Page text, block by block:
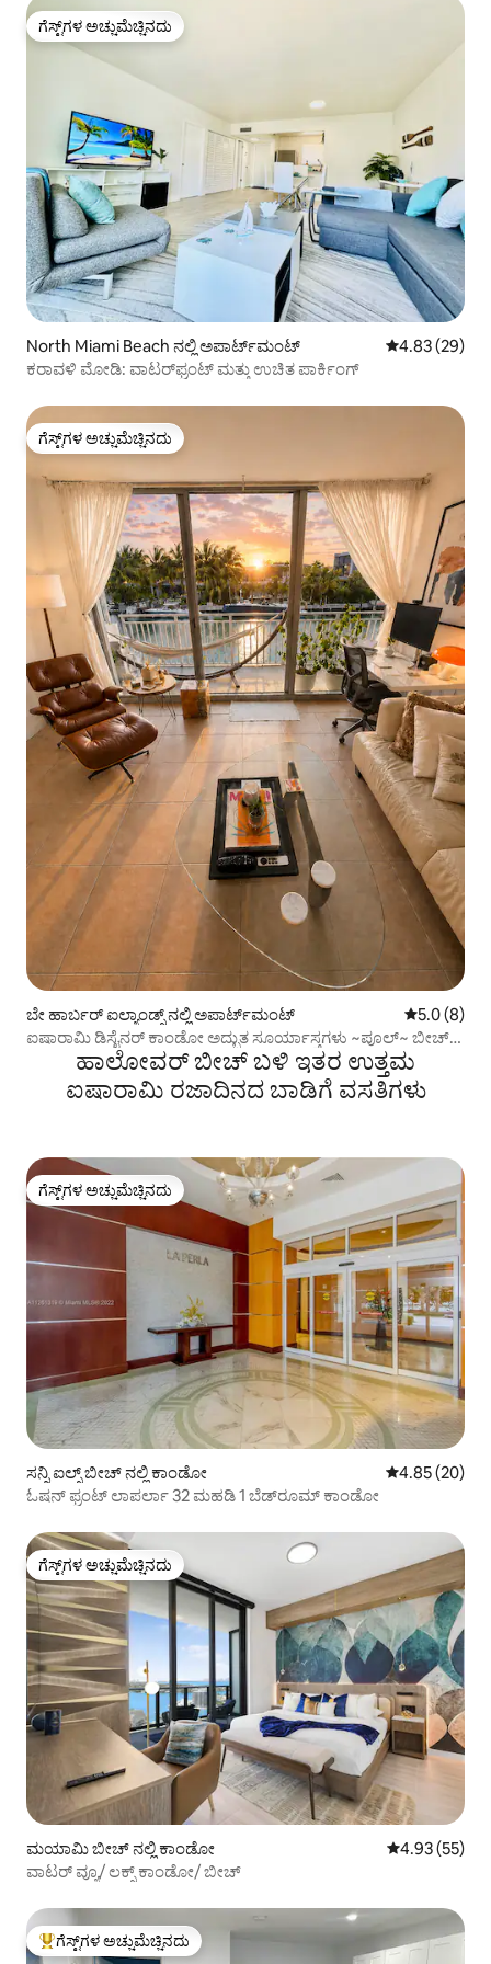
ಗೆಸ್ಟ್‌ಗಳ ಅಚ್ಚುಮೆಚ್ಚಿನದು
ಗೆಸ್ಟ್‌ಗಳ ಅಚ್ಚುಮೆಚ್ಚಿನದು
North Miami Beach ನಲ್ಲಿ ಅಪಾರ್ಟ್‌ಮಂಟ್ 5 ರಲ್ಲಿ 4.83
4.83 (29)
ಕರಾವಳಿ ಮೋಡಿ: ವಾಟರ್‌ಫ್ರಂಟ್ ಮತ್ತು ಉಚಿತ ಪಾರ್ಕಿಂಗ್
ಗೆಸ್ಟ್‌ಗಳ ಅಚ್ಚುಮೆಚ್ಚಿನದು
ಗೆಸ್ಟ್‌ಗಳ ಅಚ್ಚುಮೆಚ್ಚಿನದು
ಬೇ ಹಾರ್ಬರ್ ಐಲ್ಯಾಂಡ್ಸ್ ನಲ್ಲಿ ಅಪಾರ್ಟ್‌ಮಂಟ್ 5 ರಲ್ಲಿ 5.0
5.0 (8)
ಐಷಾರಾಮಿ ಡಿಸೈನರ್ ಕಾಂಡೋ ಅದ್ಭುತ ಸೂರ್ಯಾಸ್ತಗಳು ~ಪೂಲ್~ ಬೀಚ್
ಹಾಲೋವರ್ ಬೀಚ್ ಬಳಿ ಇತರ ಉತ್ತಮ
ಐಷಾರಾಮಿ ರಜಾದಿನದ ಬಾಡಿಗೆ ವಸತಿಗಳು
ಗೆಸ್ಟ್‌ಗಳ ಅಚ್ಚುಮೆಚ್ಚಿನದು
ಗೆಸ್ಟ್‌ಗಳ ಅಚ್ಚುಮೆಚ್ಚಿನದು
ಸನ್ನಿ ಐಲ್ಸ್ ಬೀಚ್ ನಲ್ಲಿ ಕಾಂಡೋ 5 ರಲ್ಲಿ 4.85
4.85 (20)
ಓಷನ್ ಫ್ರಂಟ್ ಲಾಪರ್ಲಾ 32 ಮಹಡಿ 1 ಬೆಡ್‌ರೂಮ್ ಕಾಂಡೋ
ಗೆಸ್ಟ್‌ಗಳ ಅಚ್ಚುಮೆಚ್ಚಿನದು
ಗೆಸ್ಟ್‌ಗಳ ಅಚ್ಚುಮೆಚ್ಚಿನದು
ಮಯಾಮಿ ಬೀಚ್ ನಲ್ಲಿ ಕಾಂಡೋ 5 ರಲ್ಲಿ 4.93
4.93 (55)
ವಾಟರ್ ವ್ಯೂ/ ಲಕ್ಸ್ ಕಾಂಡೋ/ ಬೀಚ್
ಗೆಸ್ಟ್‌ಗಳಿಗೆ ಅತಿ ಹೆಚ್ಚು ಅಚ್ಚುಮೆಚ್ಚಿನದು
ಗೆಸ್ಟ್‌ಗಳ ಅಚ್ಚುಮೆಚ್ಚಿನದು